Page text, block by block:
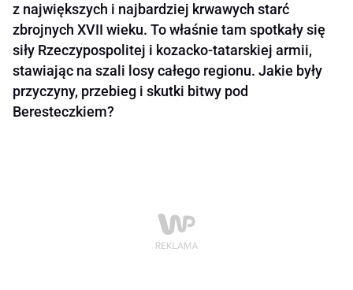
z największych i najbardziej krwawych starć
zbrojnych XVII wieku. To właśnie tam spotkały się
siły Rzeczypospolitej i kozacko-tatarskiej armii,
stawiając na szali losy całego regionu. Jakie były
przyczyny, przebieg i skutki bitwy pod
Beresteczkiem?